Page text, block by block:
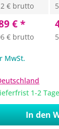
€ brutto
€ *
€ brutto
MwSt.
1-2 Tage
In den